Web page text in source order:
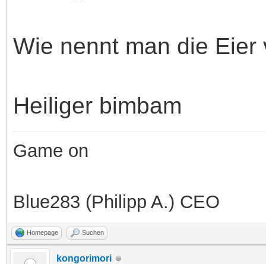
Wie nennt man die Eier
Heiliger bimbam
Game on
Blue283 (Philipp A.) CEO
Homepage Suchen
kongorimori